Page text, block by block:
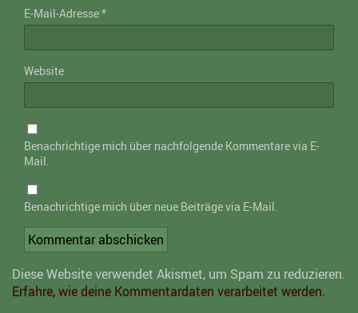
E-Mail-Adresse*
Website
Benachrichtige mich über nachfolgende Kommentare via E-
Mail.
Benachrichtige mich über neue Beiträge via E-Mail.
Diese Website verwendet Akismet, um Spam zu reduzieren.
Erfahre, wie deine Kommentardaten verarbeitet werden.